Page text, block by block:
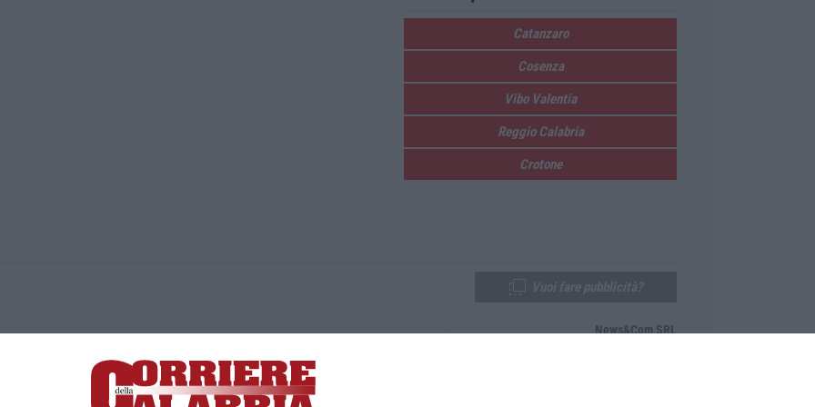
Catanzaro
Cosenza
Vibo Valentia
Reggio Calabria
Crotone
Lamezia Terme (CZ)
responsabile Paola Militano |Privacy
News&Com SRL